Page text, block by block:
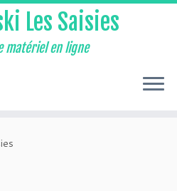
Les Saisies
matériel en ligne